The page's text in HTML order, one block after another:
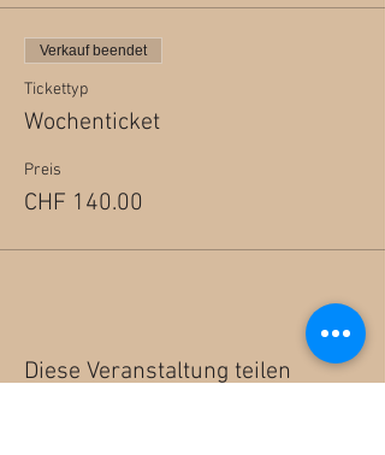
Verkauf beendet
Tickettyp
Wochenticket
Preis
CHF 140.00
Diese Veranstaltung teilen